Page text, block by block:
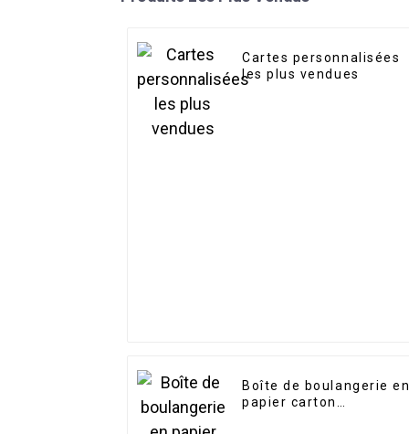
Cartes personnalisées
les plus vendues
Boîte de boulangerie en
papier carton